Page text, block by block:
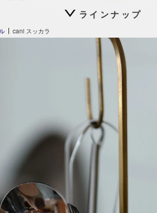
スコープ特注
24h Avec
プレート26cm
ラインナップ
cani スッカラ